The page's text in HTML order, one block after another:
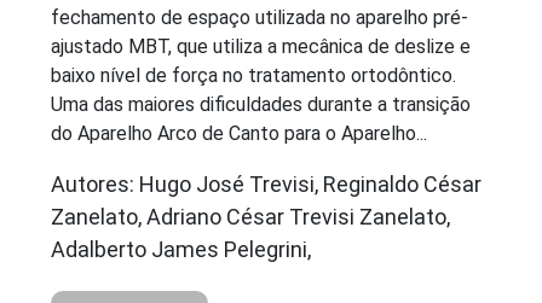
fechamento de espaço utilizada no aparelho pré-
ajustado MBT, que utiliza a mecânica de deslize e
baixo nível de força no tratamento ortodôntico.
Uma das maiores dificuldades durante a transição
do Aparelho Arco de Canto para o Aparelho...
Autores: Hugo José Trevisi, Reginaldo César
Zanelato, Adriano César Trevisi Zanelato,
Adalberto James Pelegrini,